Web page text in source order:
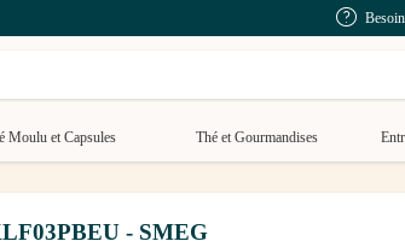
Moulu et Capsules Thé et Gourmandises
- SMEG